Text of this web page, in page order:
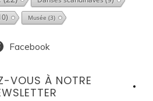
Musée (3)
Facebook
VOUS À NOTRE